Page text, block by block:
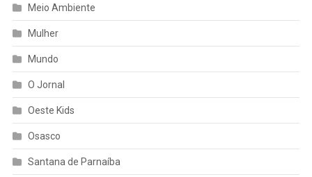
Meio Ambiente
Mulher
Mundo
O Jornal
Oeste Kids
Osasco
Santana de Parnaíba